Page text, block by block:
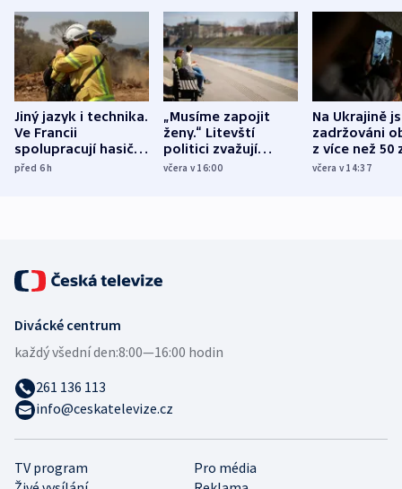
Jiný jazyk i technika.
Ve Francii
spolupracují hasiči z
různých zemí
před 6h
„Musíme zapojit
ženy.“ Litevští
politici zvažují
dohodu o
včera v 16:00
Na Ukrajině
zadržováni
z více než 50
Bojovali na
včera v 14:37
TV program
Pro média
Divácké centrum
každý všední den:8:00—16:00 hodin
261 136 113
info@ceskatelevize.cz